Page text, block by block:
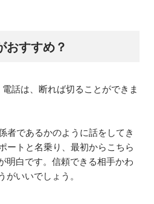
おすすめ？
話は、断れば切ることができま
者であるかのように話をしてき
ートと名乗り、最初からこちら
明白です。信頼できる相手かわ
いいでしょう。